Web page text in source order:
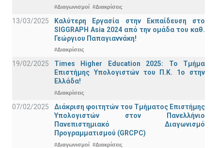
#Διαγωνισμοί #Διακρίσεις
13/03/2025
Καλύτερη Εργασία στην Εκπαίδευση στο
SIGGRAPH Asia 2024 από την ομάδα του καθ.
Γεώργιου Παπαγιαννάκη!
#Διακρίσεις
19/02/2025
Times Higher Education 2025: Το Τμήμα
Επιστήμης Υπολογιστών του Π.Κ. 1ο στην
Ελλάδα!
#Διακρίσεις
07/02/2025
Διάκριση φοιτητών του Τμήματος Επιστήμης
Υπολογιστών στον Πανελλήνιο
Πανεπιστημιακό Διαγωνισμό
Προγραμματισμού (GRCPC)
#Διαγωνισμοί #Διακρίσεις